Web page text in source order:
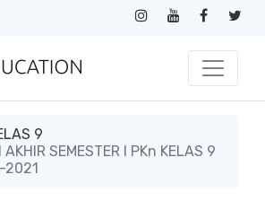
9
SEMESTER I PKn KELAS 9
2021